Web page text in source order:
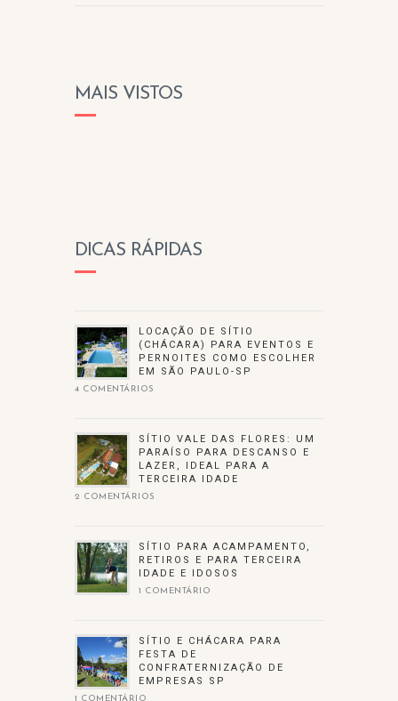
MAIS VISTOS
DICAS RÁPIDAS
LOCAÇÃO DE SÍTIO
(CHÁCARA) PARA EVENTOS E
PERNOITES COMO ESCOLHER
EM SÃO PAULO-SP
4 COMENTÁRIOS
SÍTIO VALE DAS FLORES: UM
PARAÍSO PARA DESCANSO E
LAZER, IDEAL PARA A
TERCEIRA IDADE
2 COMENTÁRIOS
SÍTIO PARA ACAMPAMENTO,
RETIROS E PARA TERCEIRA
IDADE E IDOSOS
1 COMENTÁRIO
SÍTIO E CHÁCARA PARA
FESTA DE
CONFRATERNIZAÇÃO DE
EMPRESAS SP
1 COMENTÁRIO